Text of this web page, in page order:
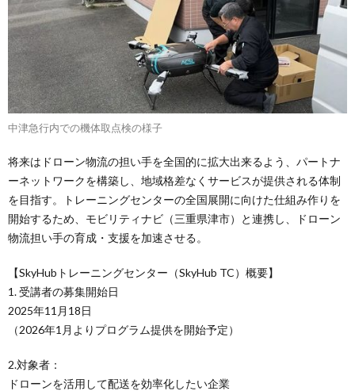
中津急行内での機体取点検の様子
将来はドローン物流の担い手を全国的に拡大出来るよう、パートナ
ーネットワークを構築し、地域格差なくサービスが提供される体制
を目指す。トレーニングセンターの全国展開に向けた仕組み作りを
開始するため、モビリティナビ（三重県津市）と連携し、ドローン
物流担い手の育成・支援を加速させる。
【SkyHubトレーニングセンター（SkyHub TC）概要】
1. 受講者の募集開始日
2025年11月18日
（2026年1月よりプログラム提供を開始予定）
2.対象者：
ドローンを活用して配送を効率化したい企業